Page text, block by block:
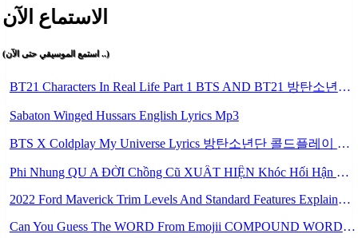
الاستماع الآن
(استمع الموسيقي حتى الآن ..)
BT21 Characters In Real Life Part 1 BTS AND BT21 방탄소년단 BT21 BT21아가들은 아빠조아 따라쟁이들 BTS Vs BT21 Mp3
Sabaton Winged Hussars English Lyrics Mp3
BTS X Coldplay My Universe Lyrics 방탄소년단 콜드플레이 My Universe 가사 Color Coded Lyrics Han Rom Eng Mp3
Phi Nhung QU A ĐỜI Chồng Cũ XUẤT HIỆN Khóc Hối Hận Vì Làm Điều KHỦNG KHIẾP Với Cô Mp3
2022 Ford Maverick Trim Levels And Standard Features Explained Mp3
Can You Guess The WORD From Emojii COMPOUND WORD EMOJII CHALLENGE 90 PEOPLE FAIL Guess Mp3